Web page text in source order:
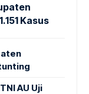
Kasus
AU Uji